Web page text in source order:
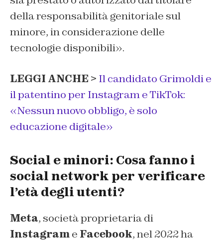
della responsabilità genitoriale sul
minore, in considerazione delle
tecnologie disponibili».
LEGGI ANCHE > Il candidato Grimoldi e
il patentino per Instagram e TikTok:
«Nessun nuovo obbligo, è solo
educazione digitale»
Social e minori: Cosa fanno i
social network per verificare
l’età degli utenti?
Meta, società proprietaria di
Instagrame Facebook, nel 2022 ha